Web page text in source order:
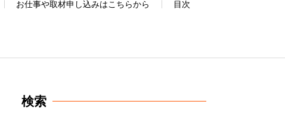
お仕事や取材申し込みはこちらから 目次
検索